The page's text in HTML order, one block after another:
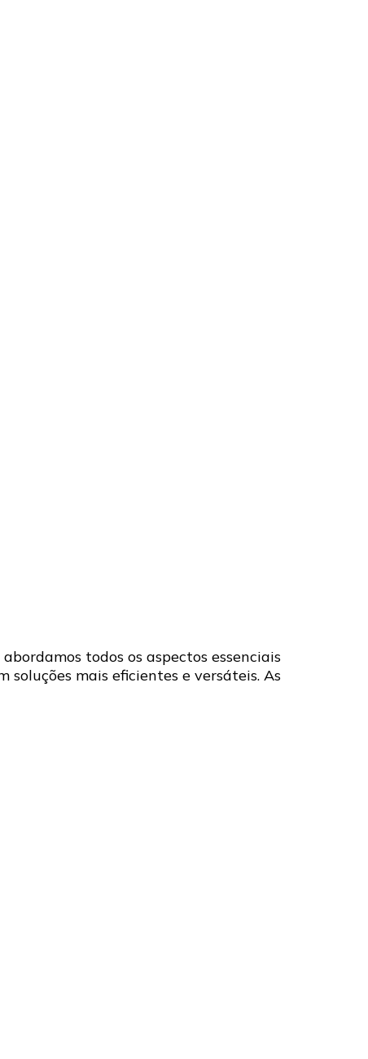
todos os aspectos essenciais
mais eficientes e versáteis. As